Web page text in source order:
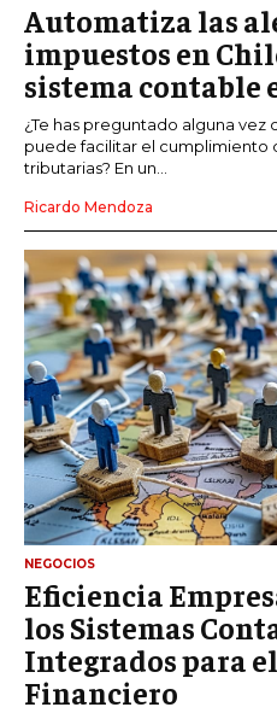
Automatiza las
impuestos en
sistema contable
¿Te has preguntado alguna
puede facilitar el cumplimiento
tributarias? En un...
Ricardo Mendoza
NEGOCIOS
Eficiencia
los Sistemas
Integrados para
Financiero